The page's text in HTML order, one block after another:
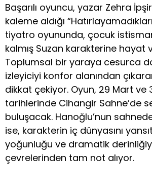
Başarılı oyuncu, yazar Zehra
kaleme aldığı
tiyatro oyununda, çocuk
kalmış Suzan karakterine hayat
Toplumsal bir yaraya cesurca
izleyiciyi konfor alanından
dikkat çekiyor. Oyun, 29 Mart ve
tarihlerinde Cihangir Sahne’de
buluşacak. Hanoğlu’nun
ise, karakterin iç dünyasını
yoğunluğu ve dramatik
çevrelerinden tam not alıyor.